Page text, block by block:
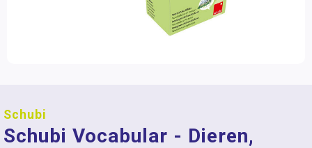
Schubi
Schubi Vocabular - Dieren,